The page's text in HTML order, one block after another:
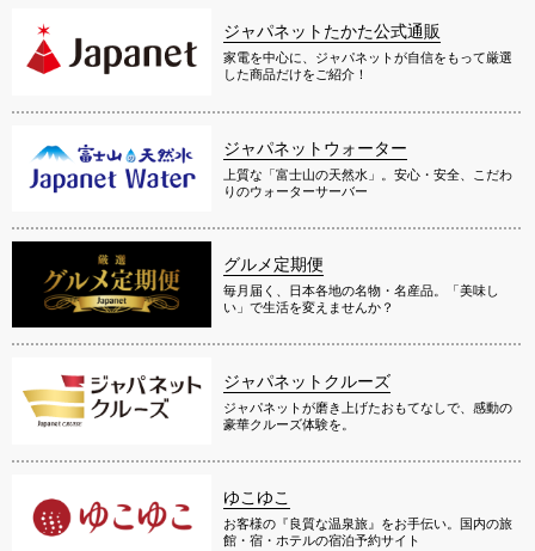
ジャパネットたかた公式通販
家電を中心に、ジャパネットが自信をもって厳選
した商品だけをご紹介！
ジャパネットウォーター
上質な「富士山の天然水」。安心・安全、こだわ
りのウォーターサーバー
グルメ定期便
毎月届く、日本各地の名物・名産品。「美味し
い」で生活を変えませんか？
ジャパネットクルーズ
ジャパネットが磨き上げたおもてなしで、感動の
豪華クルーズ体験を。
ゆこゆこ
お客様の『良質な温泉旅』をお手伝い。国内の旅
館・宿・ホテルの宿泊予約サイト